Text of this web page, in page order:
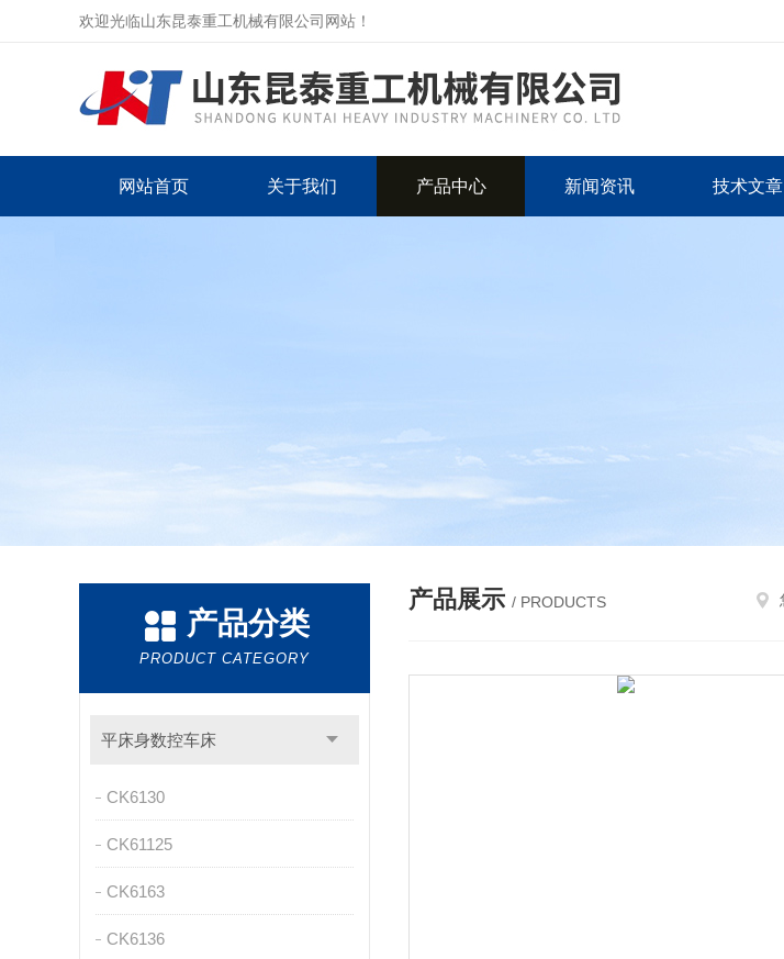
欢迎光临山东昆泰重工机械有限公司网站！
网站首页 关于我们 产品中心 新闻资讯 技术文章
产品分类
PRODUCT CATEGORY
平床身数控车床
CK6130
CK61125
CK6163
CK6136
产品展示 / PRODUCTS